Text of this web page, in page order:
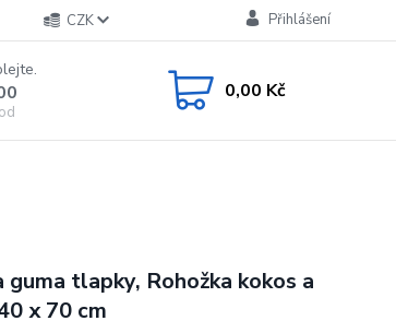
CZK Přihlášení
0,00 Kč
guma tlapky, Rohožka kokos a
x 70 cm